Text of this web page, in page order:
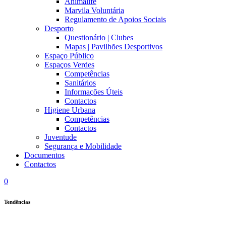
Marvila Voluntária
Regulamento de Apoios Sociais
Desporto
Questionário | Clubes
Mapas | Pavilhões Desportivos
Espaço Público
Espaços Verdes
Competências
Sanitários
Informações Úteis
Contactos
Higiene Urbana
Competências
Contactos
Juventude
Segurança e Mobilidade
Documentos
Contactos
0
Tendências